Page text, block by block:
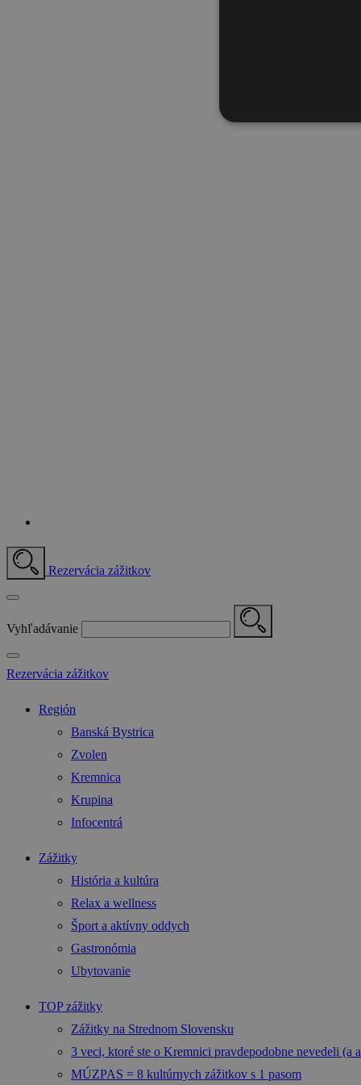
Rezervácia zážitkov
Vyhľadávanie
Rezervácia zážitkov
Región
Banská Bystrica
Zvolen
Kremnica
Krupina
Infocentrá
Zážitky
História a kultúra
Relax a wellness
Šport a aktívny oddych
Gastronómia
Ubytovanie
TOP zážitky
Zážitky na Strednom Slovensku
3 veci, ktoré ste o Kremnici pravdepodobne nevedeli (a
MÚZPAS = 8 kultúrnych zážitkov s 1 pasom